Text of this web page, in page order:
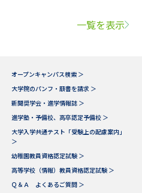
一覧を表示
オープンキャンパス検索 ＞
大学院のパンフ・願書を請求 ＞
新聞奨学会・進学情報誌 ＞
進学塾・予備校、高卒認定予備校 ＞
大学入学共通テスト「受験上の配慮案内」
＞
幼稚園教員資格認定試験 ＞
高等学校（情報）教員資格認定試験 ＞
Ｑ＆Ａ よくあるご質問 ＞